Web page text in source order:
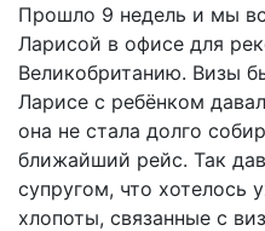
Прошло 9 недель и мы
Ларисой в офисе для
Великобританию. Визы
Ларисе с ребёнком
она не стала долго
ближайший рейс. Так
супругом, что хотелось
хлопоты, связанные с